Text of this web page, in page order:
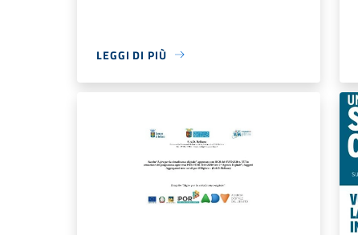
LEGGI DI PIÙ